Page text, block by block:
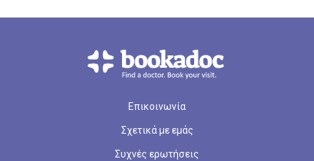
Επικοινωνία
Σχετικά με εμάς
Συχνές ερωτήσεις